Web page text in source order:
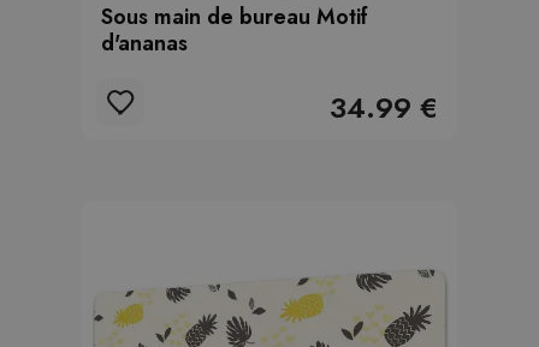
Sous main de bureau Motif
d'ananas
34.99 €